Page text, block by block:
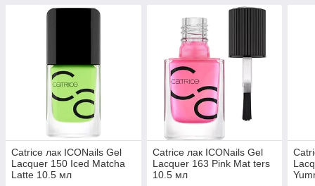
Catrice лак ICONails Gel
Lacquer 150 Iced Matcha
Latte 10.5 мл
Catrice лак ICONails Gel
Lacquer 163 Pink Mat ters
10.5 мл